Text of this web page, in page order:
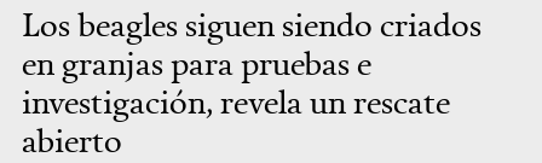
Los beagles siguen siendo criados
en granjas para pruebas e
investigación, revela un rescate
abierto